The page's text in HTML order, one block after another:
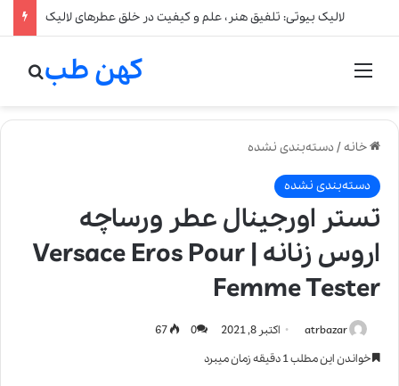
لالیک بیوتی: تلفیق هنر، علم و کیفیت در خلق عطرهای لالیک
منو کهن طب
خانه/دسته‌بندی نشده
دسته‌بندی نشده
تستر اورجینال عطر ورساچه
اروس زنانه | Versace Eros Pour
Femme Tester
atrbazar اکتبر 8, 2021 0
خواندن این مطلب 1 دقیقه زمان میبرد